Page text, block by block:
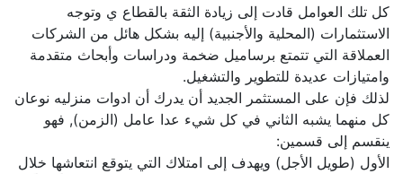
كل تلك العوامل قادت إلى زيادة الثقة بالقطاع ي وتوجه
الاستثمارات (المحلية والأجنبية) إليه بشكل هائل من الشركات
العملاقة التي تتمتع برساميل ضخمة ودراسات وأبحاث متقدمة
وامتيازات عديدة للتطوير والتشغيل.
لذلك فإن على المستثمر الجديد أن يدرك أن ادوات منزليه نوعان
كل منهما يشبه الثاني في كل شيء عدا عامل (الزمن), فهو
ينقسم إلى قسمين:
الأول (طويل الأجل) ويهدف إلى امتلاك التي يتوقع انتعاشها خلال